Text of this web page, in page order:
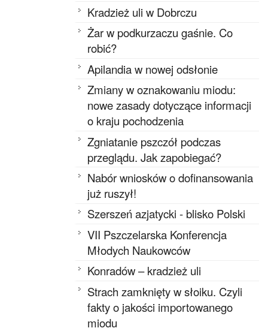
Kradzież uli w Dobrczu
Żar w podkurzaczu gaśnie. Co
robić?
Apilandia w nowej odsłonie
Zmiany w oznakowaniu miodu:
nowe zasady dotyczące informacji
o kraju pochodzenia
Zgniatanie pszczół podczas
przeglądu. Jak zapobiegać?
Nabór wniosków o dofinansowania
już ruszył!
Szerszeń azjatycki - blisko Polski
VII Pszczelarska Konferencja
Młodych Naukowców
Konradów – kradzież uli
Strach zamknięty w słoiku. Czyli
fakty o jakości importowanego
miodu